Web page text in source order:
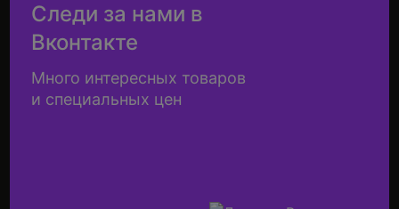
Следи за нами в
Вконтакте
Много интересных товаров
и специальных цен